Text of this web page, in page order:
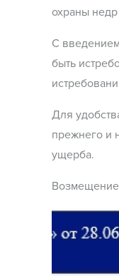
охраны
С
быть
Для
прежнего и
ущерба.